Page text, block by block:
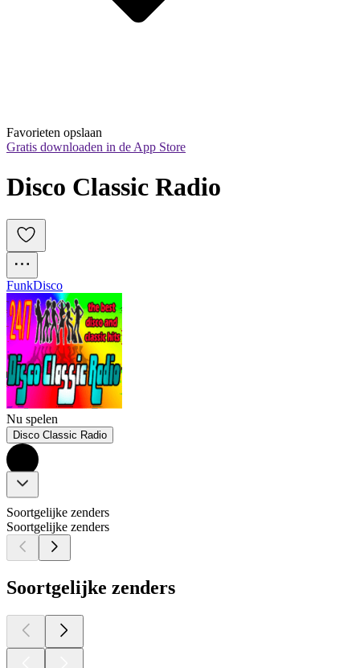
Favorieten opslaan
Gratis downloaden in de App Store
Disco Classic Radio
FunkDisco
Nu spelen
Disco Classic Radio
Soortgelijke zenders
Soortgelijke zenders
Soortgelijke zenders